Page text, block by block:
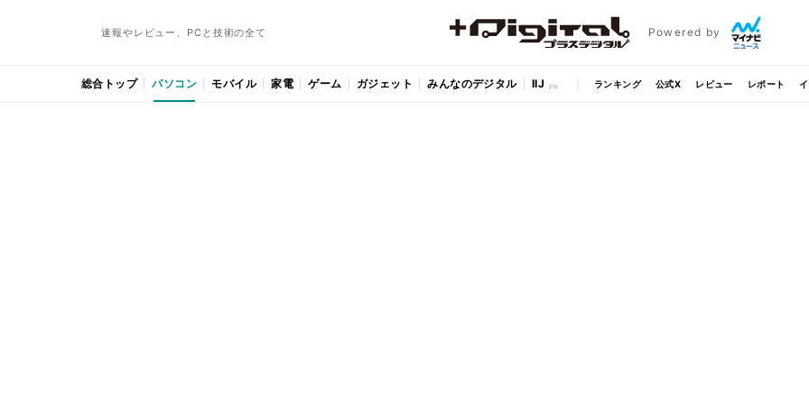
速報やレビュー、PCと技術の全て Powered by
総合トップ パソコン モバイル 家電 ゲーム ガジェット みんなのデジタル IIJ ランキング 公式X レビュー レポート